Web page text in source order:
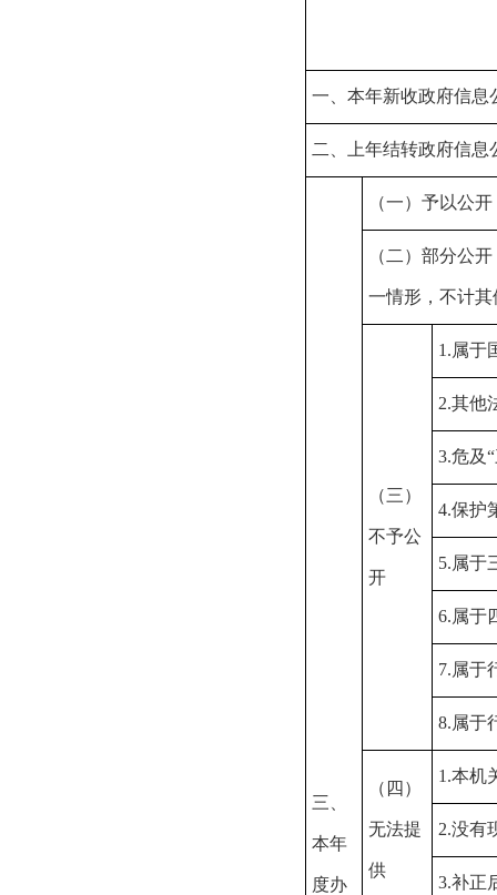
一、本年新收政府信息
二、上年结转政府信息
三、
本年
度办
（一）予以公开
（二）部分公
一情形，不计其
（三）
不予公
开
1.属于
2.其他
3.危及
4.保护
5.属于
6.属于
7.属于
8.属于
（四）
无法提
供
1.本机
2.没有
3.补正